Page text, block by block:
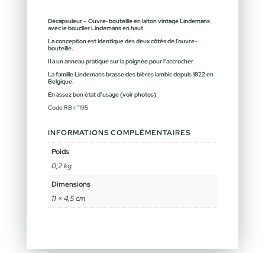
Décapsuleur – Ouvre-bouteille en laiton vintage Lindemans
avec le bouclier Lindemans en haut.
La conception est identique des deux côtés de l’ouvre-
bouteille.
Il a un anneau pratique sur la poignée pour l’accrocher
La famille Lindemans brasse des bières lambic depuis 1822 en
Belgique.
En assez bon état d’usage (voir photos)
Code RB n°195
INFORMATIONS COMPLÉMENTAIRES
Poids
0,2 kg
Dimensions
11 × 4,5 cm